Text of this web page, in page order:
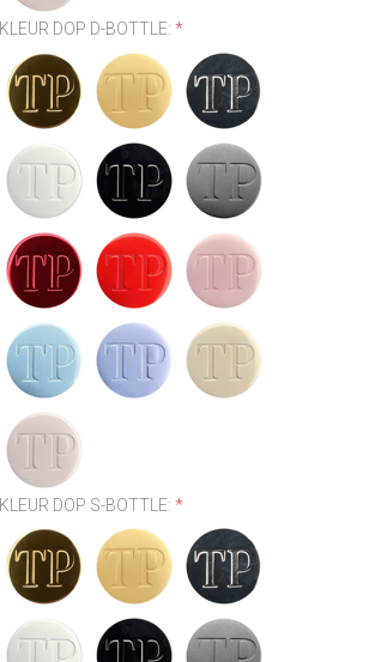
KLEUR DOP D-BOTTLE:*
KLEUR DOP S-BOTTLE:*